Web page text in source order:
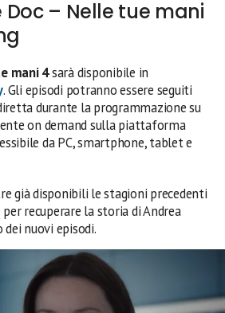
Doc – Nelle tue mani
mani 4sarà disponibile in
. Gli episodi potranno essere seguiti
durante la programmazione su
on demand sulla piattaforma
da PC, smartphone, tablet e
già disponibili le stagioni precedenti
recuperare la storia di Andrea
nuovi episodi.